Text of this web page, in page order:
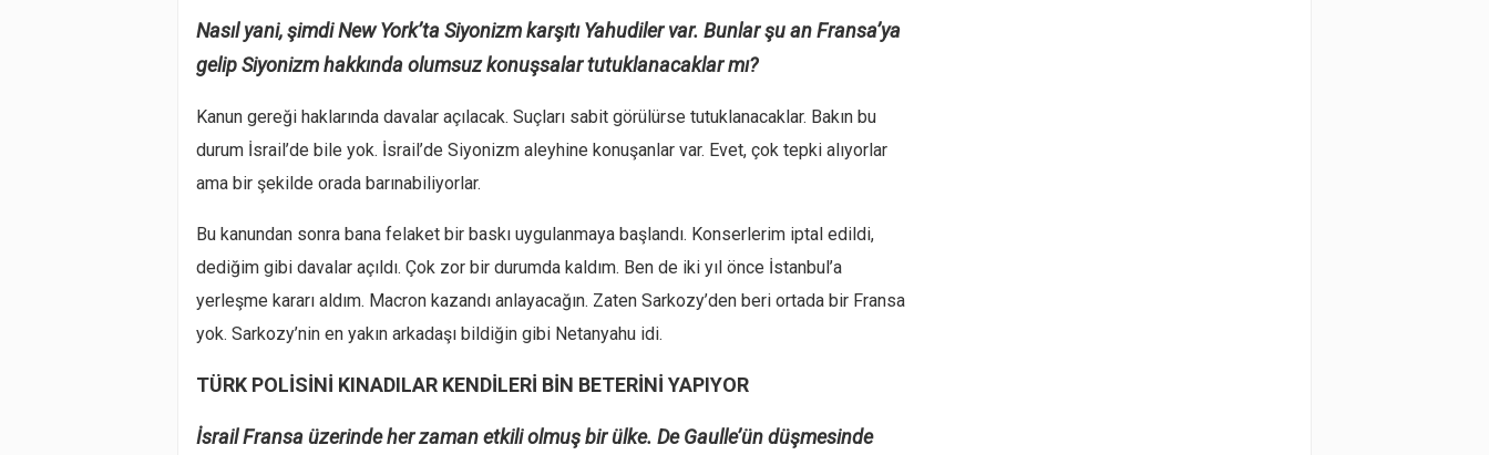
Nasıl yani, şimdi New York’ta Siyonizm karşıtı Yahudiler var. Bunlar şu an Fransa’ya
gelip Siyonizm hakkında olumsuz konuşsalar tutuklanacaklar mı?
Kanun gereği haklarında davalar açılacak. Suçları sabit görülürse tutuklanacaklar. Bakın bu
durum İsrail’de bile yok. İsrail’de Siyonizm aleyhine konuşanlar var. Evet, çok tepki alıyorlar
ama bir şekilde orada barınabiliyorlar.
Bu kanundan sonra bana felaket bir baskı uygulanmaya başlandı. Konserlerim iptal edildi,
dediğim gibi davalar açıldı. Çok zor bir durumda kaldım. Ben de iki yıl önce İstanbul’a
yerleşme kararı aldım. Macron kazandı anlayacağın. Zaten Sarkozy’den beri ortada bir Fransa
yok. Sarkozy’nin en yakın arkadaşı bildiğin gibi Netanyahu idi.
TÜRK POLİSİNİ KINADILAR KENDİLERİ BİN BETERİNİ YAPIYOR
İsrail Fransa üzerinde her zaman etkili olmuş bir ülke. De Gaulle’ün düşmesinde